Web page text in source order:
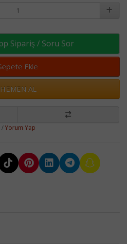
Sipariş / Soru Sor
Ekle
HEMEN AL
/Yorum Yap